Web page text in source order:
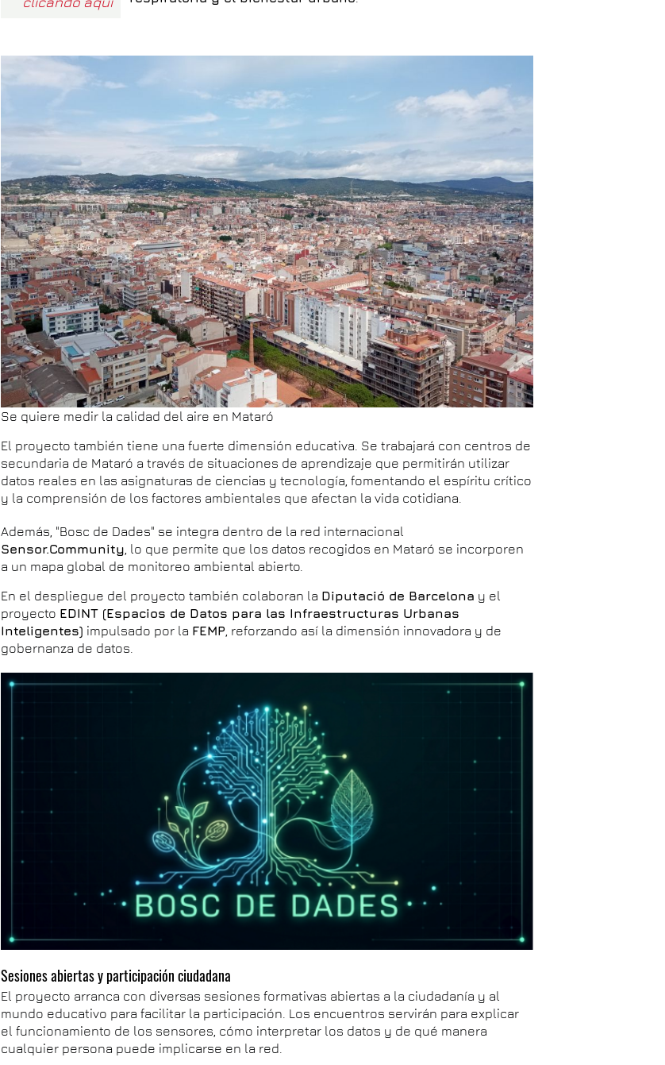
Se quiere medir la calidad del aire en Mataró
El proyecto también tiene una fuerte dimensión educativa. Se trabajará con centros de
secundaria de Mataró a través de situaciones de aprendizaje que permitirán utilizar
datos reales en las asignaturas de ciencias y tecnología, fomentando el espíritu crítico
y la comprensión de los factores ambientales que afectan la vida cotidiana.
Además, "Bosc de Dades" se integra dentro de la red internacional
Sensor.Community , lo que permite que los datos recogidos en Mataró se incorporen
a un mapa global de monitoreo ambiental abierto.
En el despliegue del proyecto también colaboran la Diputació de Barcelona y el
proyecto EDINT (Espacios de Datos para las Infraestructuras Urbanas
Inteligentes) impulsado por la FEMP , reforzando así la dimensión innovadora y de
gobernanza de datos.
Sesiones abiertas y participación ciudadana
El proyecto arranca con diversas sesiones formativas abiertas a la ciudadanía y al
mundo educativo para facilitar la participación. Los encuentros servirán para explicar
el funcionamiento de los sensores, cómo interpretar los datos y de qué manera
cualquier persona puede implicarse en la red.